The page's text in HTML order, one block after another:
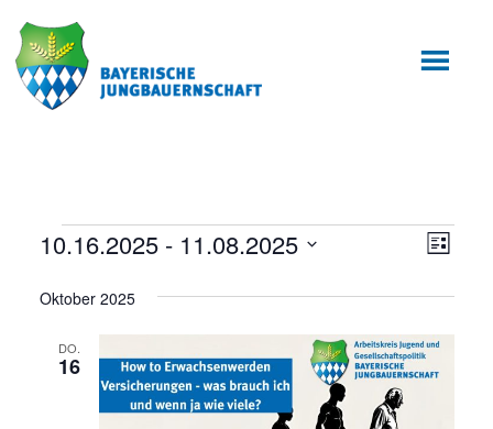
Inhalt
springen
Fußzeile
springen
Veranstaltungen Liste
10.16.2025 - 11.08.2025
wählen.
Oktober 2025
DO.
16